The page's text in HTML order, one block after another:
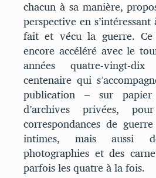
chacun à sa manière,
perspective en
fait et vécu la guerre. Ce
encore accéléré avec le
années quatre-vingt-
centenaire qui
publication – sur
d’archives privées,
correspondances de
intimes, mais aussi
photographies et des
parfois les quatre à la fois.